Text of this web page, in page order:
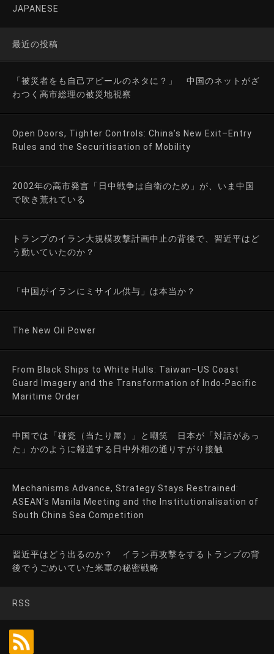
JAPANESE
最近の投稿
「被災者をも自己アピールのネタに？」 中国のネットがざ
わつく高市総理の被災地視察
Open Doors, Tighter Controls: China’s New Exit–Entry
Rules and the Securitisation of Mobility
2002年の高市発言「日中戦争は自衛のため」が、いま中国
で吹き荒れている
トランプのイラン大規模攻撃計画中止の背後で、習近平はど
う動いていたのか？
「中国がイランにミサイル供与」は本当か？
The New Oil Power
From Black Ships to White Hulls: Taiwan–US Coast
Guard Imagery and the Transformation of Indo-Pacific
Maritime Order
中国では「碰瓷（当たり屋）」と嘲笑 日本が「対話があっ
た」かのように報道する日中外相の通りすがり接触
Mechanisms Advance, Strategy Stays Restrained:
ASEAN’s Manila Meeting and the Institutionalisation of
South China Sea Competition
習近平はどう出るのか？ イラン再攻撃をするトランプの背
後でうごめいていた米軍の秘密戦略
RSS